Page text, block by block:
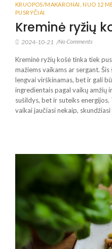
KRUOPOS/MAKARONAI NUO 12
PUSRYČIAI
Kreminė ryžių
2024-10-21 /No Comments
Kreminė ryžių košė tinka tiek
mažiems vaikams ar sergant.
lengvai virškinamas, bet ir gali
ingredientais pagal vaikų amžių
sušildys, bet ir suteiks
vaikai jaučiasi nekaip,